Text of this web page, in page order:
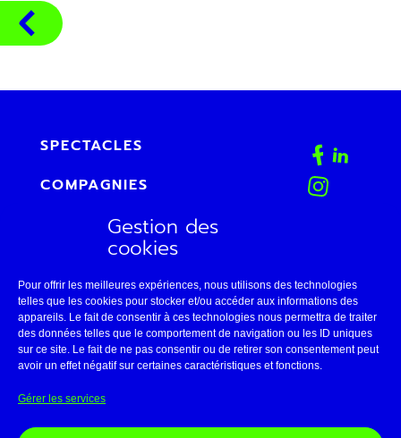
Gestion des
cookies
Pour offrir les meilleures expériences, nous utilisons des technologies
telles que les cookies pour stocker et/ou accéder aux informations des
appareils. Le fait de consentir à ces technologies nous permettra de traiter
des données telles que le comportement de navigation ou les ID uniques
sur ce site. Le fait de ne pas consentir ou de retirer son consentement peut
avoir un effet négatif sur certaines caractéristiques et fonctions.
Gérer les services
SPECTACLES
COMPAGNIES
AGENDA
CONTACT
ESPACE PRO